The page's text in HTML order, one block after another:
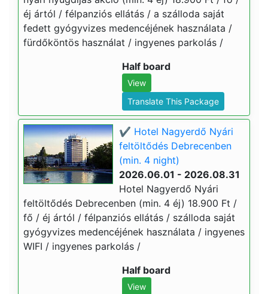
éj ártól / félpanziós ellátás / a szálloda saját
fedett gyógyvizes medencéjének használata /
fürdőköntös használat / ingyenes parkolás /
Half board
View
Translate This Package
✔️ Hotel Nagyerdő Nyári
feltöltődés Debrecenben
(min. 4 night)
2026.06.01 - 2026.08.31
Hotel Nagyerdő Nyári
feltöltődés Debrecenben (min. 4 éj) 18.900 Ft /
fő / éj ártól / félpanziós ellátás / szálloda saját
gyógyvizes medencéjének használata / ingyenes
WIFI / ingyenes parkolás /
Half board
View